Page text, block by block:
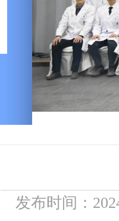
发布时间：